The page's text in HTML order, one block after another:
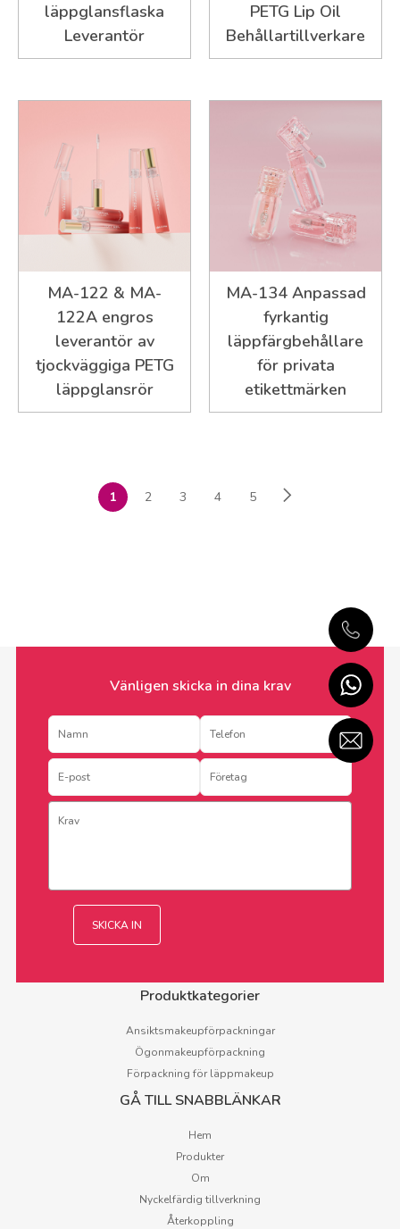
läppglansflaska
Leverantör
PETG Lip Oil
Behållartillverkare
MA-122 & MA-
122A engros
leverantör av
tjockväggiga PETG
läppglansrör
MA-134 Anpassad
fyrkantig
läppfärgbehållare
för privata
etikettmärken
1 2 3 4 5
Vänligen skicka in dina krav
Produktkategorier
Ansiktsmakeupförpackningar
Ögonmakeupförpackning
Förpackning för läppmakeup
GÅ TILL SNABBLÄNKAR
Hem
Produkter
Om
Nyckelfärdig tillverkning
Återkoppling